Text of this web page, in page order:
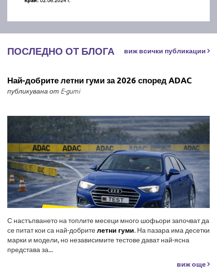
ПОСЛЕДНО ОТ БЛОГА виж всички публикации
Най-добрите летни гуми за 2026 според ADAC
публикувана от E-gumi
С настъпването на топлите месеци много шофьори започват да
се питат кои са най-добрителетни гуми. На пазара има десетки
марки и модели, но независимите тестове дават най-ясна
представа за...
виж още